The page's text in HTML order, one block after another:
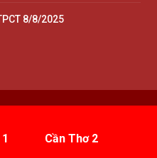
8/8/2025
Cần Thơ 2